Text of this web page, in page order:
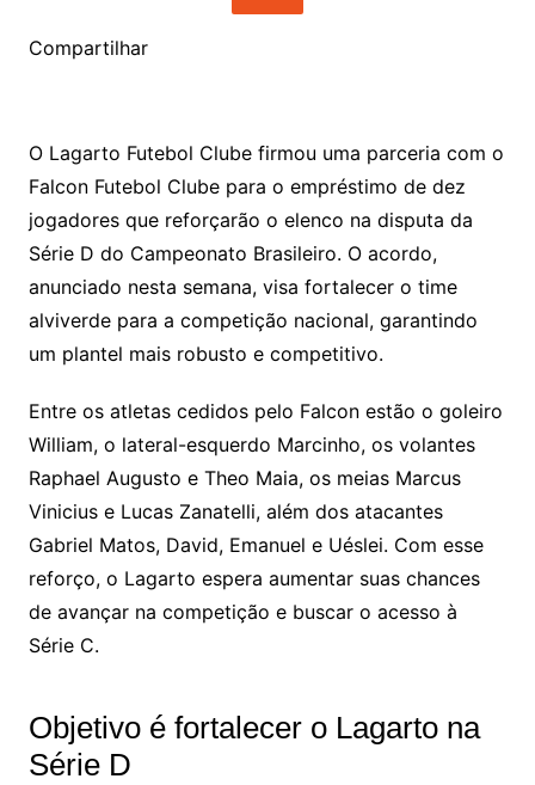
Compartilhar
O Lagarto Futebol Clube firmou uma parceria com o
Falcon Futebol Clube para o empréstimo de dez
jogadores que reforçarão o elenco na disputa da
Série D do Campeonato Brasileiro. O acordo,
anunciado nesta semana, visa fortalecer o time
alviverde para a competição nacional, garantindo
um plantel mais robusto e competitivo.
Entre os atletas cedidos pelo Falcon estão o goleiro
William, o lateral-esquerdo Marcinho, os volantes
Raphael Augusto e Theo Maia, os meias Marcus
Vinicius e Lucas Zanatelli, além dos atacantes
Gabriel Matos, David, Emanuel e Uéslei. Com esse
reforço, o Lagarto espera aumentar suas chances
de avançar na competição e buscar o acesso à
Série C.
Objetivo é fortalecer o Lagarto na
Série D